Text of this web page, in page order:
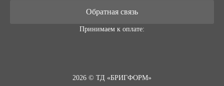
Обратная связь
Принимаем к оплате:
2026 © ТД «БРИГФОРМ»